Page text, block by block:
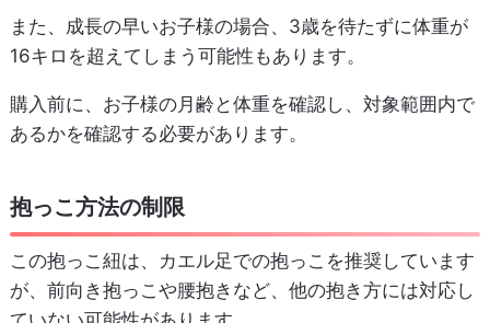
また、成長の早いお子様の場合、3歳を待たずに体重が
16キロを超えてしまう可能性もあります。
購入前に、お子様の月齢と体重を確認し、対象範囲内で
あるかを確認する必要があります。
抱っこ方法の制限
この抱っこ紐は、カエル足での抱っこを推奨しています
が、前向き抱っこや腰抱きなど、他の抱き方には対応し